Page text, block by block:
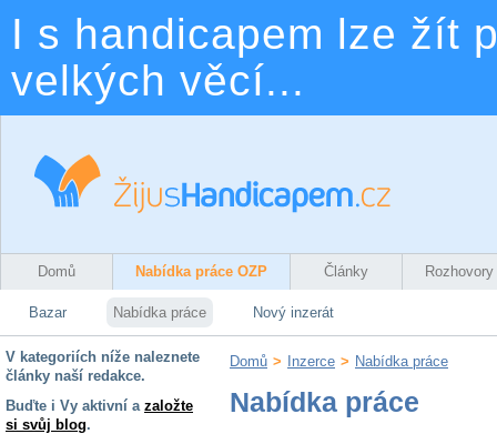
I s handicapem lze žít
velkých věcí...
Domů Nabídka práce OZP Články Rozhovory
Bazar Nabídka práce Nový inzerát
V kategoriích níže naleznete
články naší redakce.
Buďte i Vy aktivní a založte
si svůj blog.
Domů > Inzerce > Nabídka práce
Nabídka práce